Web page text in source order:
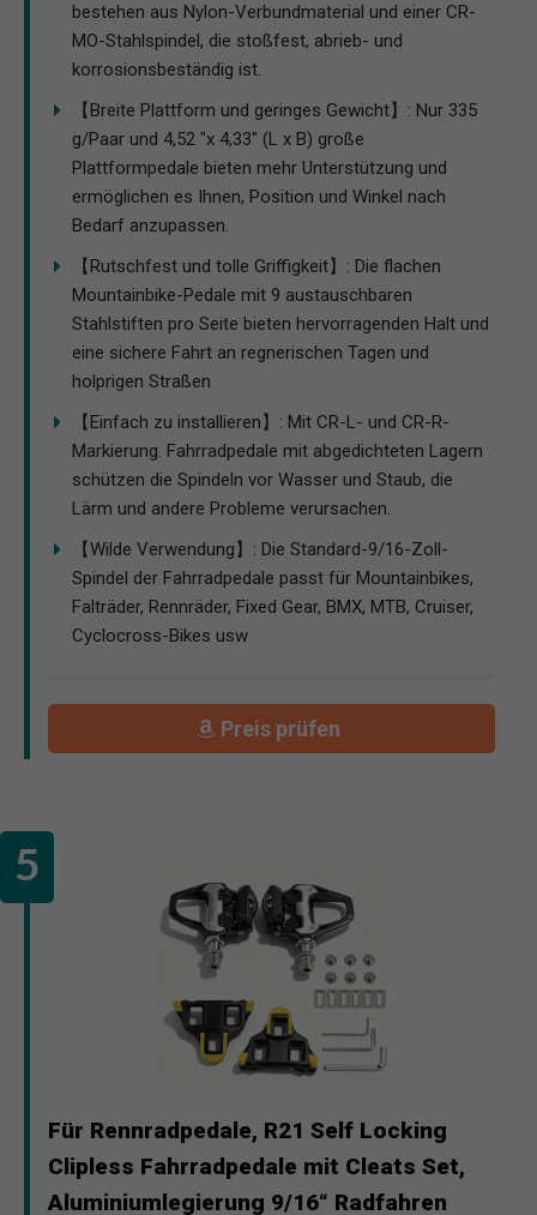
bestehen aus Nylon-Verbundmaterial und einer CR-
MO-Stahlspindel, die stoßfest, abrieb- und
korrosionsbeständig ist.
【Breite Plattform und geringes Gewicht】: Nur 335
g/Paar und 4,52 "x 4,33" (L x B) große
Plattformpedale bieten mehr Unterstützung und
ermöglichen es Ihnen, Position und Winkel nach
Bedarf anzupassen.
【Rutschfest und tolle Griffigkeit】: Die flachen
Mountainbike-Pedale mit 9 austauschbaren
Stahlstiften pro Seite bieten hervorragenden Halt und
eine sichere Fahrt an regnerischen Tagen und
holprigen Straßen
【Einfach zu installieren】: Mit CR-L- und CR-R-
Markierung. Fahrradpedale mit abgedichteten Lagern
schützen die Spindeln vor Wasser und Staub, die
Lärm und andere Probleme verursachen.
【Wilde Verwendung】: Die Standard-9/16-Zoll-
Spindel der Fahrradpedale passt für Mountainbikes,
Falträder, Rennräder, Fixed Gear, BMX, MTB, Cruiser,
Cyclocross-Bikes usw
Preis prüfen
Für Rennradpedale, R21 Self Locking
Clipless Fahrradpedale mit Cleats Set,
Aluminiumlegierung 9/16“ Radfahren